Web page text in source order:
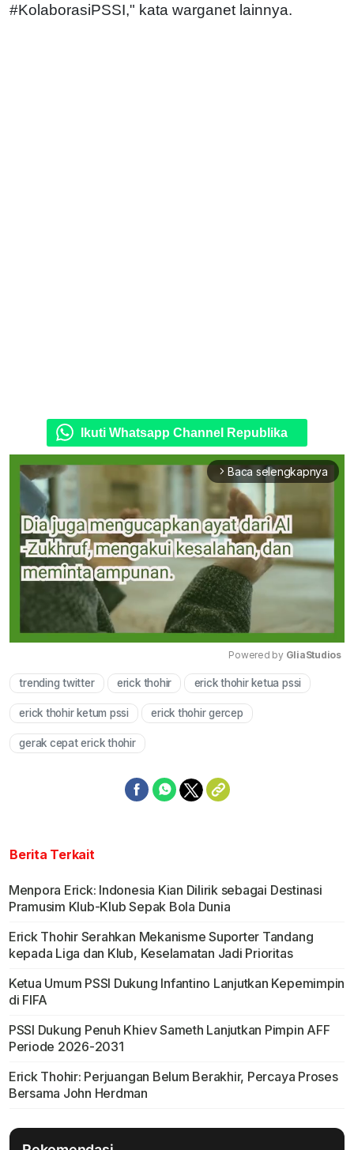
#KolaborasiPSSI," kata warganet lainnya.
Ikuti Whatsapp Channel Republika
arrow_forward_ios Baca selengkapnya
Mute
Powered by GliaStudios
trending twitter erick thohir erick thohir ketua pssi
erick thohir ketum pssi erick thohir gercep
gerak cepat erick thohir
Berita Terkait
Menpora Erick: Indonesia Kian Dilirik sebagai Destinasi
Pramusim Klub-Klub Sepak Bola Dunia
Erick Thohir Serahkan Mekanisme Suporter Tandang
kepada Liga dan Klub, Keselamatan Jadi Prioritas
Ketua Umum PSSI Dukung Infantino Lanjutkan Kepemimpin
di FIFA
PSSI Dukung Penuh Khiev Sameth Lanjutkan Pimpin AFF
Periode 2026-2031
Erick Thohir: Perjuangan Belum Berakhir, Percaya Proses
Bersama John Herdman